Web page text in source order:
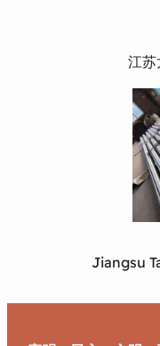
江苏
Jiangsu